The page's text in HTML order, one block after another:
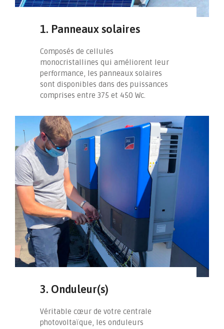
1. Panneaux solaires
Composés de cellules
monocristallines qui améliorent leur
performance, les panneaux solaires
sont disponibles dans des puissances
comprises entre 375 et 450 Wc.
3. Onduleur(s)
Véritable cœur de votre centrale
photovoltaïque, les onduleurs